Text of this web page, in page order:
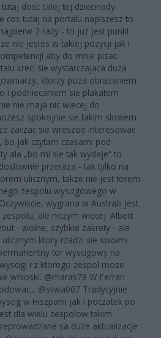
dosc calej tej dziecinady.
cos tutaj na portalu napiszesz to
2 razy - to juz jest punkt
nie jestes w takiej pozycji jak i
aby do mnie pisac
kreci sie wystarczajaca duza
ktorzy poza obrazaniem
i podniecaniem sie plakatem
nie maja nic wiecej do
spokojnie sie takim slowem
zaczac sie wreszcie interesowac
jak czytam czasami pod
ala „bo mi sie tak wydaje“ to
przeraza - tak tylko na
ulicznym, takze nie jest torem
zespolu wyscigowego w
wygrana w Australii jest
ale niczym wiecej. Albert
- wolne, szybkie zakrety - ale
ktory rzadzi sie swoimi
tor wyscigowy na
i z ktorego zespol moze
wnioski. @maras78 W Ferrari
@sliwa007 Tradycyjnie
w Hiszpanii jak i poczatek po
dla wielu zespolow takim
sa duze aktualizacje